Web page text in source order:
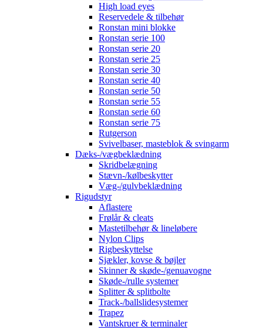
High load eyes
Reservedele & tilbehør
Ronstan mini blokke
Ronstan serie 100
Ronstan serie 20
Ronstan serie 25
Ronstan serie 30
Ronstan serie 40
Ronstan serie 50
Ronstan serie 55
Ronstan serie 60
Ronstan serie 75
Rutgerson
Svivelbaser, masteblok & svingarm
Dæks-/vægbeklædning
Skridbelægning
Stævn-/kølbeskytter
Væg-/gulvbeklædning
Rigudstyr
Aflastere
Frølår & cleats
Mastetilbehør & lineløbere
Nylon Clips
Rigbeskyttelse
Sjækler, kovse & bøjler
Skinner & skøde-/genuavogne
Skøde-/rulle systemer
Splitter & splitbolte
Track-/ballslidesystemer
Trapez
Vantskruer & terminaler